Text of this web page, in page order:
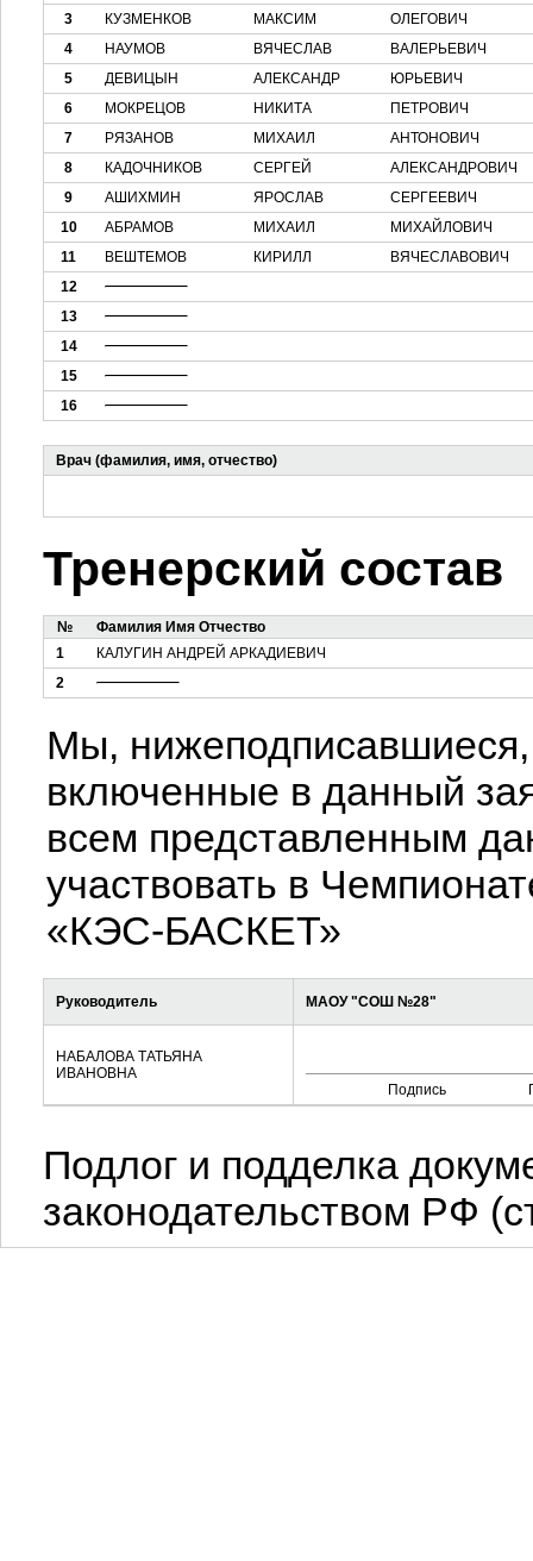
3
КУЗМЕНКОВ МАКСИМ
ОЛЕГОВИЧ
4
НАУМОВ ВЯЧЕСЛАВ
ВАЛЕРЬЕВИЧ
5
ДЕВИЦЫН АЛЕКСАНДР
ЮРЬЕВИЧ
6
МОКРЕЦОВ НИКИТА
ПЕТРОВИЧ
7
РЯЗАНОВ МИХАИЛ
АНТОНОВИЧ
8
КАДОЧНИКОВ СЕРГЕЙ
АЛЕКСАНДРОВИЧ
9
АШИХМИН ЯРОСЛАВ
СЕРГЕЕВИЧ
10
АБРАМОВ МИХАИЛ
МИХАЙЛОВИЧ
11
ВЕШТЕМОВ КИРИЛЛ
ВЯЧЕСЛАВОВИЧ
12
13
14
15
16
Врач (фамилия, имя, отчество)
Тренерский состав
№
Фамилия Имя Отчество
1
КАЛУГИН АНДРЕЙ АРКАДИЕВИЧ
2
Мы, нижеподписавшиеся,
включенные в данный
всем представленным
участвовать в
«КЭС-БАСКЕТ»
Руководитель МАОУ "СОШ №28"
НАБАЛОВА ТАТЬЯНА
ИВАНОВНА
Подпись
Подлог и подделка
законодательством РФ